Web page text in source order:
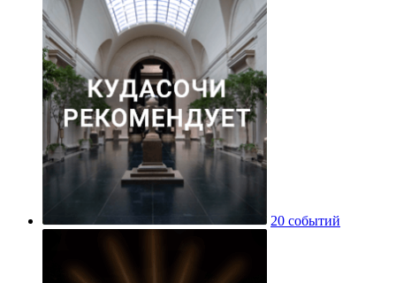
20 событий